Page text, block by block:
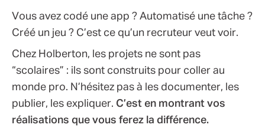
Vous avez codé une app ? Automatisé une tâche ?
Créé un jeu ? C’est ce qu’un recruteur veut voir.
Chez Holberton, les projets ne sont pas
“scolaires” : ils sont construits pour coller au
monde pro. N’hésitez pas à les documenter, les
publier, les expliquer. C’est en montrant vos
réalisations que vous ferez la différence.